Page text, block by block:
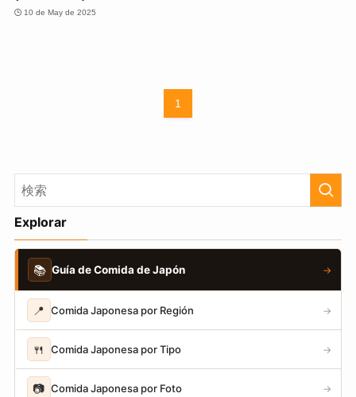
10 de May de 2025
1
Explorar
📚 Guía de Comida de Japón →
📍 Comida Japonesa por Región →
🍴 Comida Japonesa por Tipo →
📷 Comida Japonesa por Foto →